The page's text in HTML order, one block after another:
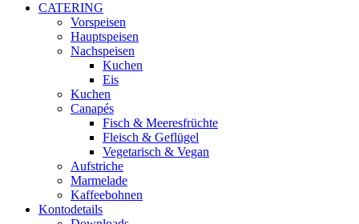
CATERING
Vorspeisen
Hauptspeisen
Nachspeisen
Kuchen
Eis
Kuchen
Canapés
Fisch & Meeresfrüchte
Fleisch & Geflügel
Vegetarisch & Vegan
Aufstriche
Marmelade
Kaffeebohnen
Kontodetails